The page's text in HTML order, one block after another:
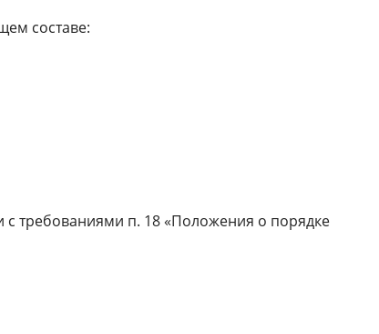
составе:
с требованиями п. 18 «Положения о порядке